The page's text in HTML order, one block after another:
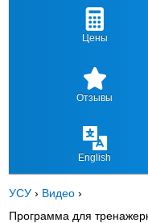
Цены
Отзывы
English
УСУ › Видео ›
Программа для